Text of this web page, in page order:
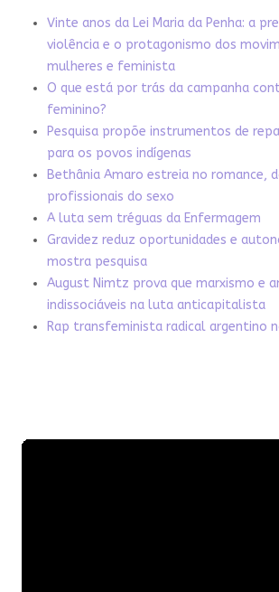
Vinte anos da Lei Maria da Penha: a
violência e o protagonismo dos
mulheres e feminista
O que está por trás da campanha
feminino?
Pesquisa propõe instrumentos de
para os povos indígenas
Bethânia Amaro estreia no romance,
profissionais do sexo
A luta sem tréguas da Enfermagem
Gravidez reduz oportunidades e
mostra pesquisa
August Nimtz prova que marxismo e
indissociáveis na luta anticapitalista
Rap transfeminista radical argentino na